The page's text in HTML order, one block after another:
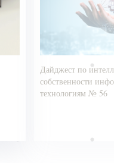
Дайджест по
собственности
технологиям № 56